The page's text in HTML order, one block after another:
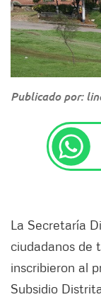
Publicado por:
La Secretaría
ciudadanos de
inscribieron al
Subsidio